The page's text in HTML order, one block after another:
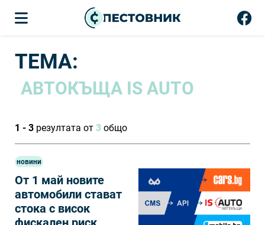
ТЕМА:
АВТОКЪЩА IS AUTO
1 - 3 резултата от 3 общо
новини
От 1 май новите
автомобили стават
стока с висок